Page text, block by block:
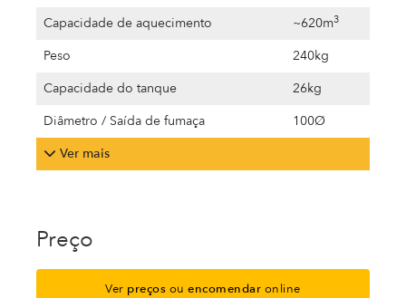
Capacidade de aquecimento
~620m3
Peso
240kg
Capacidade do tanque
26kg
Diâmetro / Saída de fumaça
100Ø
Ver mais
Preço
Ver preços ouencomendar online